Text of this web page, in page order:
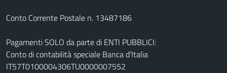
Conto Corrente Postale n. 13487186
Pagamenti SOLO da parte di ENTI PUBBLICI:
Conto di contabilità speciale Banca d’Italia
IT57T0100004306TU0000007552